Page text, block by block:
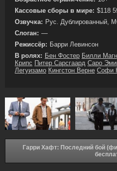
Кассовые сборы в мире: $118
Озвучка: Рус. Дублированный,
Слоган: —
Режиссёр: Барри Левинсон
В ролях: Бен Фостер Билли
Крипс Питер Сарсгаард Саро
Легуизамо Кингстон Верне Софи
Гарри Хафт: Последний бой